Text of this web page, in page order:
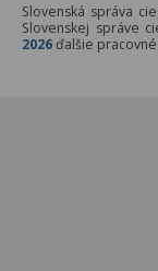
Slovenská správa
Slovenskej správe
2026ďalšie